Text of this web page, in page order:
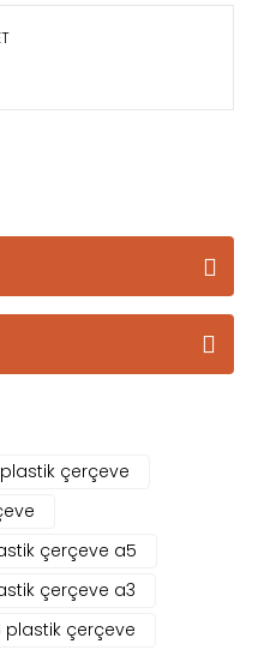
çerçeve
çerçeve a5
çerçeve a3
plastik çerçeve